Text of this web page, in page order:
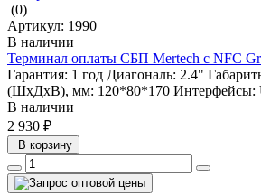
(0)
Артикул: 1990
В наличии
Терминал оплаты СБП Mertech с NFC
Гарантия: 1 год Диагональ: 2.4"
(ШхДхВ), мм: 120*80*170 Интерфейсы:
В наличии
2 930 ₽
В корзину